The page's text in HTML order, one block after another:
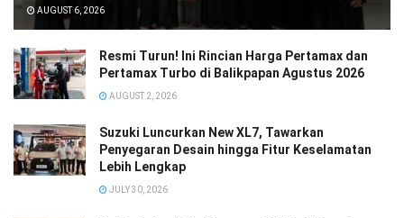
AUGUST 6, 2026
Resmi Turun! Ini Rincian Harga Pertamax dan
Pertamax Turbo di Balikpapan Agustus 2026
AUGUST 2, 2026
Suzuki Luncurkan New XL7, Tawarkan
Penyegaran Desain hingga Fitur Keselamatan
Lebih Lengkap
JULY 30, 2026